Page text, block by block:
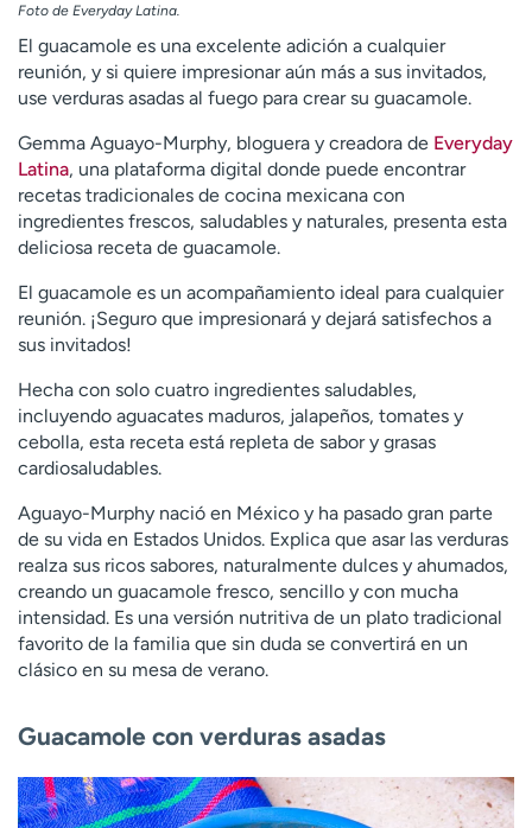
Foto de Everyday Latina.
El guacamole es una excelente adición a cualquier
reunión, y si quiere impresionar aún más a sus invitados,
use verduras asadas al fuego para crear su guacamole.
Gemma Aguayo-Murphy, bloguera y creadora de Everyday
Latina, una plataforma digital donde puede encontrar
recetas tradicionales de cocina mexicana con
ingredientes frescos, saludables y naturales, presenta esta
deliciosa receta de guacamole.
El guacamole es un acompañamiento ideal para cualquier
reunión. ¡Seguro que impresionará y dejará satisfechos a
sus invitados!
Hecha con solo cuatro ingredientes saludables,
incluyendo aguacates maduros, jalapeños, tomates y
cebolla, esta receta está repleta de sabor y grasas
cardiosaludables.
Aguayo-Murphy nació en México y ha pasado gran parte
de su vida en Estados Unidos. Explica que asar las verduras
realza sus ricos sabores, naturalmente dulces y ahumados,
creando un guacamole fresco, sencillo y con mucha
intensidad. Es una versión nutritiva de un plato tradicional
favorito de la familia que sin duda se convertirá en un
clásico en su mesa de verano.
Guacamole con verduras asadas